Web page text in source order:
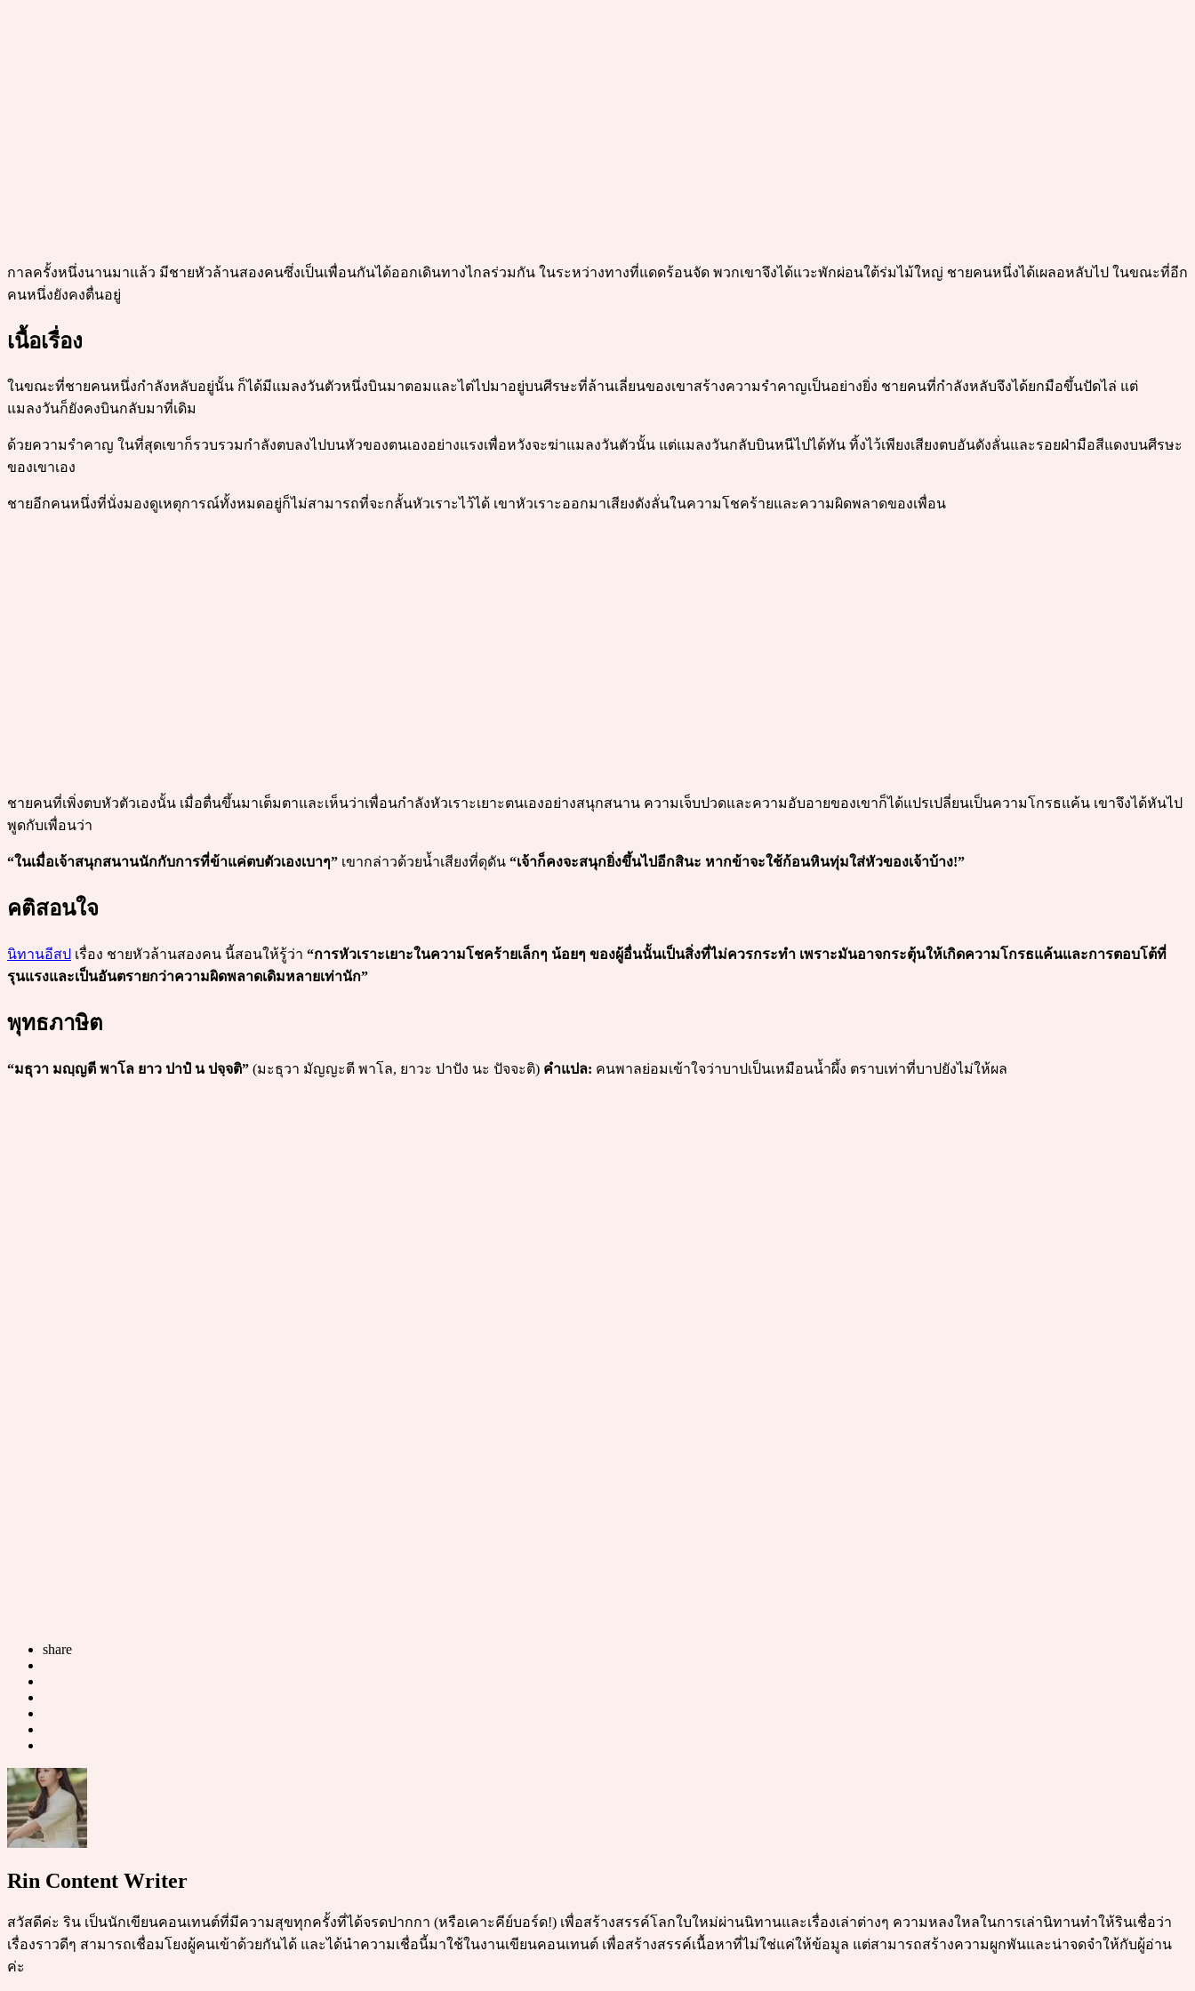
กาลครั้งหนึ่งนานมาแล้ว มีชายหัวล้านสองคนซึ่งเป็นเพื่อนกันได้ออกเดินทางไกลร่วมกัน ในระหว่างทางที่แดดร้อนจัด พวกเขาจึงได้แวะพักผ่อนใต้ร่มไม้ใหญ่ ชายคนหนึ่งได้เผลอหลับไป ในขณะที่อีก
คนหนึ่งยังคงตื่นอยู่
เนื้อเรื่อง
ในขณะที่ชายคนหนึ่งกำลังหลับอยู่นั้น ก็ได้มีแมลงวันตัวหนึ่งบินมาตอมและไต่ไปมาอยู่บนศีรษะที่ล้านเลี่ยนของเขาสร้างความรำคาญเป็นอย่างยิ่ง ชายคนที่กำลังหลับจึงได้ยกมือขึ้นปัดไล่ แต่
แมลงวันก็ยังคงบินกลับมาที่เดิม
ด้วยความรำคาญ ในที่สุดเขาก็รวบรวมกำลังตบลงไปบนหัวของตนเองอย่างแรงเพื่อหวังจะฆ่าแมลงวันตัวนั้น แต่แมลงวันกลับบินหนีไปได้ทัน ทิ้งไว้เพียงเสียงตบอันดังลั่นและรอยฝ่ามือสีแดงบนศีรษะ
ของเขาเอง
ชายอีกคนหนึ่งที่นั่งมองดูเหตุการณ์ทั้งหมดอยู่ก็ไม่สามารถที่จะกลั้นหัวเราะไว้ได้ เขาหัวเราะออกมาเสียงดังลั่นในความโชคร้ายและความผิดพลาดของเพื่อน
ชายคนที่เพิ่งตบหัวตัวเองนั้น เมื่อตื่นขึ้นมาเต็มตาและเห็นว่าเพื่อนกำลังหัวเราะเยาะตนเองอย่างสนุกสนาน ความเจ็บปวดและความอับอายของเขาก็ได้แปรเปลี่ยนเป็นความโกรธแค้น เขาจึงได้หันไป
พูดกับเพื่อนว่า
“ในเมื่อเจ้าสนุกสนานนักกับการที่ข้าแค่ตบตัวเองเบาๆ” เขากล่าวด้วยน้ำเสียงที่ดุดัน “เจ้าก็คงจะสนุกยิ่งขึ้นไปอีกสินะ หากข้าจะใช้ก้อนหินทุ่มใส่หัวของเจ้าบ้าง!”
คติสอนใจ
นิทานอีสป เรื่อง ชายหัวล้านสองคน นี้สอนให้รู้ว่า “การหัวเราะเยาะในความโชคร้ายเล็กๆ น้อยๆ ของผู้อื่นนั้นเป็นสิ่งที่ไม่ควรกระทำ เพราะมันอาจกระตุ้นให้เกิดความโกรธแค้นและการตอบโต้ที่
รุนแรงและเป็นอันตรายกว่าความผิดพลาดเดิมหลายเท่านัก”
พุทธภาษิต
“มธุวา มญฺญตี พาโล ยาว ปาปํ น ปจฺจติ” (มะธุวา มัญญะตี พาโล, ยาวะ ปาปัง นะ ปัจจะติ) คำแปล: คนพาลย่อมเข้าใจว่าบาปเป็นเหมือนน้ำผึ้ง ตราบเท่าที่บาปยังไม่ให้ผล
share
Rin Content Writer
สวัสดีค่ะ ริน เป็นนักเขียนคอนเทนต์ที่มีความสุขทุกครั้งที่ได้จรดปากกา (หรือเคาะคีย์บอร์ด!) เพื่อสร้างสรรค์โลกใบใหม่ผ่านนิทานและเรื่องเล่าต่างๆ ความหลงใหลในการเล่านิทานทำให้รินเชื่อว่า
เรื่องราวดีๆ สามารถเชื่อมโยงผู้คนเข้าด้วยกันได้ และได้นำความเชื่อนี้มาใช้ในงานเขียนคอนเทนต์ เพื่อสร้างสรรค์เนื้อหาที่ไม่ใช่แค่ให้ข้อมูล แต่สามารถสร้างความผูกพันและน่าจดจำให้กับผู้อ่าน
ค่ะ